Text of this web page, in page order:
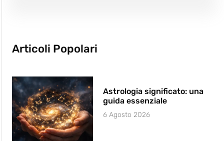
Articoli Popolari
Astrologia significato: una
guida essenziale
6 Agosto 2026